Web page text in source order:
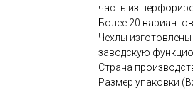
часть из
Более 20
Чехлы
заводскую
Страна
Размер упаковки